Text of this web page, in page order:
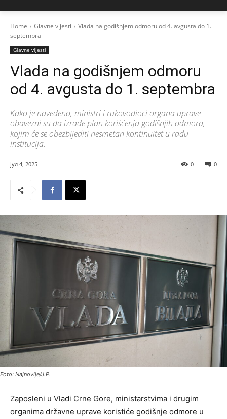
Home Glavne vijesti
Vlada na godišnjem odmoru od 4. avgusta do 1.
septembra
Glavne vijesti
Vlada na godišnjem odmoru
od 4. avgusta do 1. septembra
Kako je navedeno, ministri i rukovodioci organa uprave
obavezni su da izrade plan korišćenja godišnjih odmora,
kojim će se obezbijediti nesmetan kontinuitet u radu
institucija.
јул 4, 2025 0
0
Foto: Najnovije/J.P.
Zaposleni u Vladi Crne Gore, ministarstvima i drugim
organima državne uprave koristiće godišnje odmore u